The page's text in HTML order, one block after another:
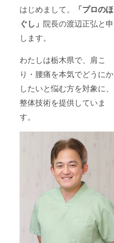
はじめまして。
「プロのほ
ぐし」 院長の渡辺正弘と申
します。
わたしは栃木県で、肩こ
り・腰痛を本気でどうにか
したいと悩む方を対象に、
整体技術を提供していま
す。